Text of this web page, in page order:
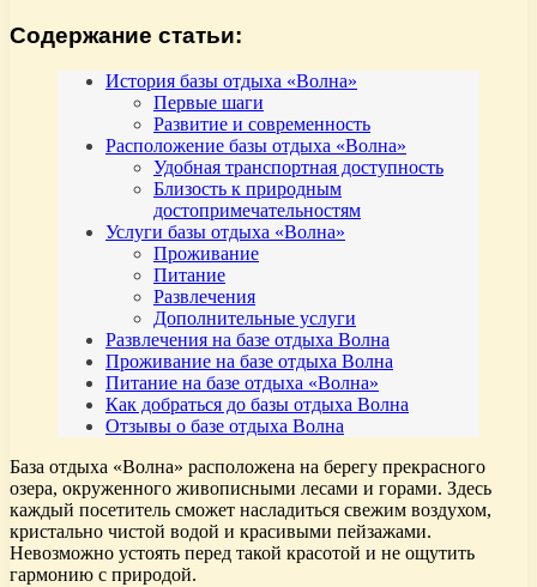
Содержание статьи:
История базы отдыха «Волна»
Первые шаги
Развитие и современность
Расположение базы отдыха «Волна»
Удобная транспортная доступность
Близость к природным
достопримечательностям
Услуги базы отдыха «Волна»
Проживание
Питание
Развлечения
Дополнительные услуги
Развлечения на базе отдыха Волна
Проживание на базе отдыха Волна
Питание на базе отдыха «Волна»
Как добраться до базы отдыха Волна
Отзывы о базе отдыха Волна
База отдыха «Волна» расположена на берегу прекрасного
озера, окруженного живописными лесами и горами. Здесь
каждый посетитель сможет насладиться свежим воздухом,
кристально чистой водой и красивыми пейзажами.
Невозможно устоять перед такой красотой и не ощутить
гармонию с природой.